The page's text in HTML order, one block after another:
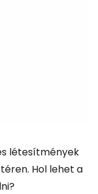
létesítmények
Hol lehet a